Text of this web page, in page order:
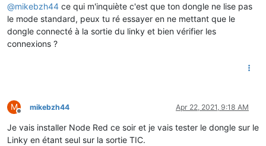
@mikebzh44 ce qui m'inquiète c'est que ton dongle ne lise pas
le mode standard, peux tu ré essayer en ne mettant que le
dongle connecté à la sortie du linky et bien vérifier les
connexions ?
M
Offline
mikebzh44 Apr 22, 2021, 9:18 AM
Je vais installer Node Red ce soir et je vais tester le dongle sur le
Linky en étant seul sur la sortie TIC.